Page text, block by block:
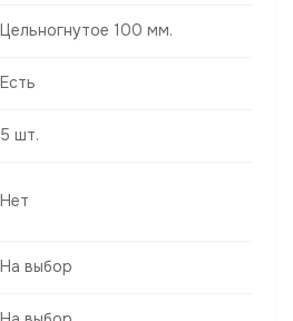
Цельногнутое 100 мм.
Есть
5 шт.
Нет
На выбор